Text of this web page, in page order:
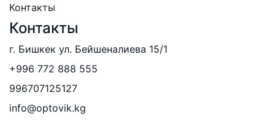
Контакты
Контакты
г. Бишкек ул. Бейшеналиева 15/1
+996 772 888 555
996707125127
info@optovik.kg